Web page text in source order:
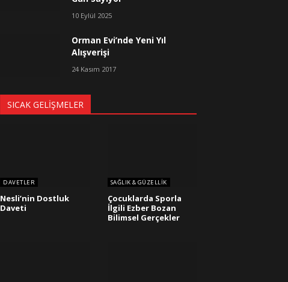
10 Eylül 2025
Orman Evi’nde Yeni Yıl
Alışverişi
24 Kasım 2017
SICAK GELIŞMELER
DAVETLER
Nesli’nin Dostluk
Daveti
SAĞLIK & GÜZELLIK
Çocuklarda Sporla
İlgili Ezber Bozan
Bilimsel Gerçekler